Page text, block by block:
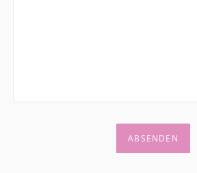
ABSENDEN